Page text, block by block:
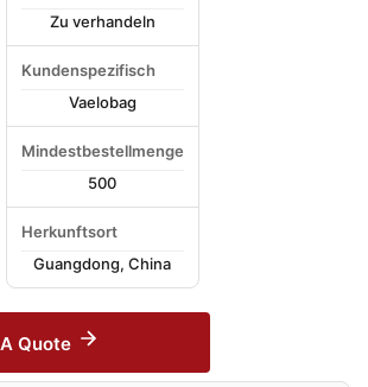
Zu verhandeln
Kundenspezifisch
Vaelobag
Mindestbestellmenge
500
Herkunftsort
Guangdong, China
Quote